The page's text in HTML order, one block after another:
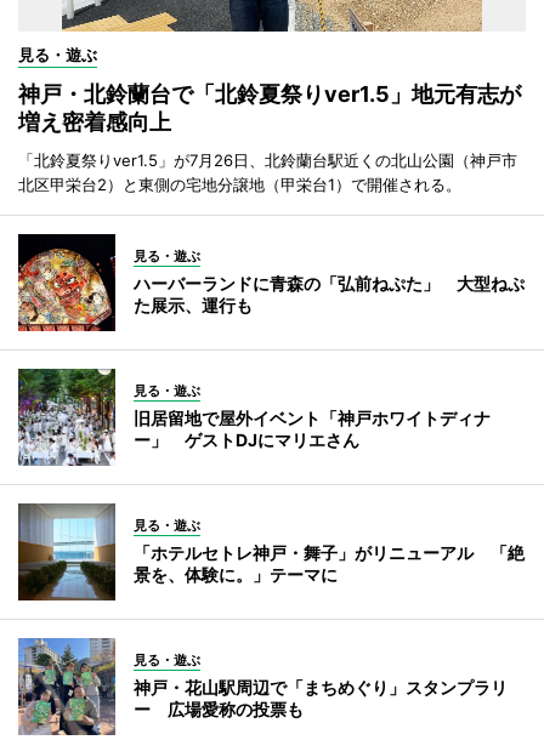
見る・遊ぶ
神戸・北鈴蘭台で「北鈴夏祭りver1.5」地元有志が
増え密着感向上
「北鈴夏祭りver1.5」が7月26日、北鈴蘭台駅近くの北山公園（神戸市
北区甲栄台2）と東側の宅地分譲地（甲栄台1）で開催される。
見る・遊ぶ
ハーバーランドに青森の「弘前ねぷた」 大型ねぷ
た展示、運行も
見る・遊ぶ
旧居留地で屋外イベント「神戸ホワイトディナ
ー」 ゲストDJにマリエさん
見る・遊ぶ
「ホテルセトレ神戸・舞子」がリニューアル 「絶
景を、体験に。」テーマに
見る・遊ぶ
神戸・花山駅周辺で「まちめぐり」スタンプラリ
ー 広場愛称の投票も